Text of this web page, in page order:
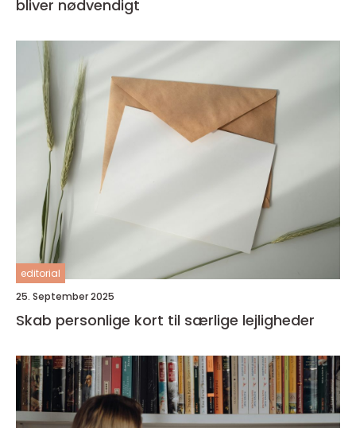
bliver nødvendigt
editorial
25. September 2025
Skab personlige kort til særlige lejligheder